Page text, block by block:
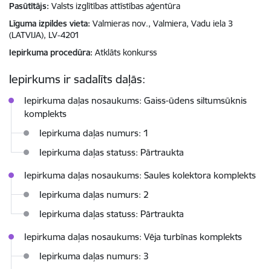
Pasūtītājs Valsts izglītības attīstības aģentūra
Līguma izpildes vieta Valmieras nov., Valmiera, Vadu iela 3
(LATVIJA), LV-4201
Iepirkuma procedūra Atklāts konkurss
Iepirkums ir sadalīts daļās:
Iepirkuma daļas nosaukums: Gaiss-ūdens siltumsūknis
komplekts
Iepirkuma daļas numurs: 1
Iepirkuma daļas statuss: Pārtraukta
Iepirkuma daļas nosaukums: Saules kolektora komplekts
Iepirkuma daļas numurs: 2
Iepirkuma daļas statuss: Pārtraukta
Iepirkuma daļas nosaukums: Vēja turbīnas komplekts
Iepirkuma daļas numurs: 3